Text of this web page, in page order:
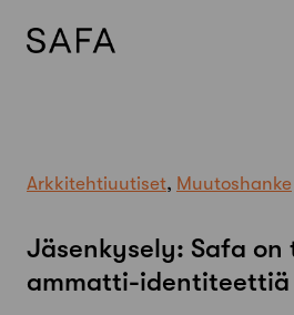
Arkkitehtiuutiset, Muutoshanke
Jäsenkysely: Safa on
ammatti-identiteettiä